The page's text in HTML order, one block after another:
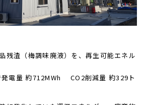
残渣（梅調味廃液）を、再生可能エネル
電量 約712MWh CO2削減量 約329ト